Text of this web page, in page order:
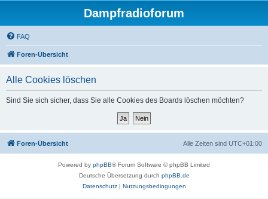
Dampfradioforum
FAQ
Foren-Übersicht
Alle Cookies löschen
Sind Sie sich sicher, dass Sie alle Cookies des Boards löschen möchten?
Foren-Übersicht Alle Zeiten sind UTC+01:00
Powered by phpBB® Forum Software © phpBB Limited
Deutsche Übersetzung durch phpBB.de
Datenschutz| Nutzungsbedingungen